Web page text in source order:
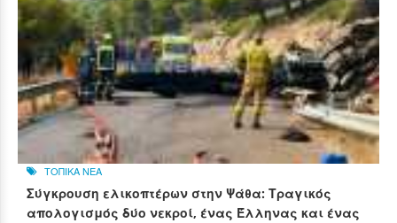
ΤΟΠΙΚΑ ΝΕΑ
Σύγκρουση ελικοπτέρων στην Ψάθα: Τραγικός
απολογισμός δύο νεκροί, ένας Έλληνας και ένας